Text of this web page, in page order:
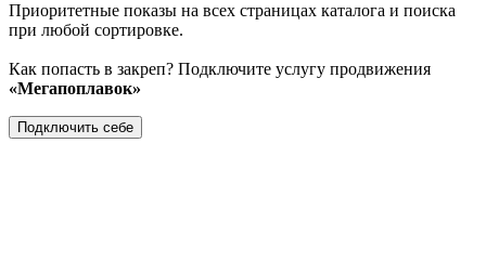
Приоритетные показы на всех страницах каталога и поиска
при любой сортировке.
Как попасть в закреп? Подключите услугу продвижения
«Мегапоплавок»
Подключить себе